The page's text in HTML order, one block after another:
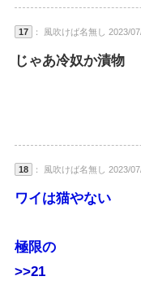
17 ： 風吹けば名無し 2023/
じゃあ冷奴か漬物
18 ： 風吹けば名無し 2023/
ワイは猫やない
極限の
>>21